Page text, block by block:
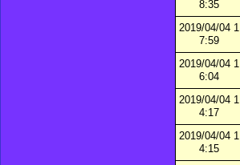
8:35
2019/04/04 1
7:59
2019/04/04 1
6:04
2019/04/04 1
4:17
2019/04/04 1
4:15